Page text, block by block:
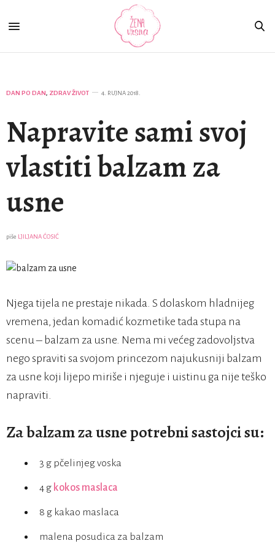
DAN PO DAN, ZDRAV ŽIVOT 4. RUJNA 2018.
Napravite sami svoj
vlastiti balzam za
usne
piše LJILJANA ĆOSIĆ
Njega tijela ne prestaje nikada. S dolaskom hladnijeg
vremena, jedan komadić kozmetike tada stupa na
scenu – balzam za usne. Nema mi većeg zadovoljstva
nego spraviti sa svojom princezom najukusniji balzam
za usne koji lijepo miriše i njeguje i uistinu ga nije teško
napraviti.
Za balzam za usne potrebni sastojci su:
3 g pčelinjeg voska
4 g kokos maslaca
8 g kakao maslaca
malena posudica za balzam